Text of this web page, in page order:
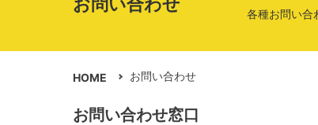
各種お問い合
HOME お問い合わせ
お問い合わせ窓口